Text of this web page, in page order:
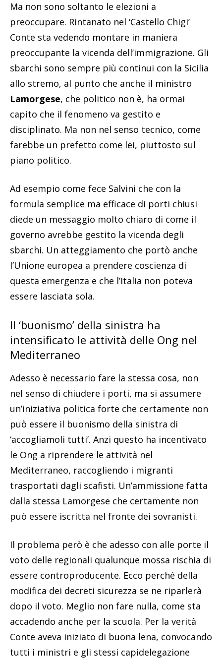
Ma non sono soltanto le elezioni a
preoccupare. Rintanato nel ‘Castello Chigi’
Conte sta vedendo montare in maniera
preoccupante la vicenda dell’immigrazione. Gli
sbarchi sono sempre più continui con la Sicilia
allo stremo, al punto che anche il ministro
Lamorgese, che politico non è, ha ormai
capito che il fenomeno va gestito e
disciplinato. Ma non nel senso tecnico, come
farebbe un prefetto come lei, piuttosto sul
piano politico.
Ad esempio come fece Salvini che con la
formula semplice ma efficace di porti chiusi
diede un messaggio molto chiaro di come il
governo avrebbe gestito la vicenda degli
sbarchi. Un atteggiamento che portò anche
l’Unione europea a prendere coscienza di
questa emergenza e che l’Italia non poteva
essere lasciata sola.
Il ‘buonismo’ della sinistra ha
intensificato le attività delle Ong nel
Mediterraneo
Adesso è necessario fare la stessa cosa, non
nel senso di chiudere i porti, ma si assumere
un’iniziativa politica forte che certamente non
può essere il buonismo della sinistra di
‘accogliamoli tutti’. Anzi questo ha incentivato
le Ong a riprendere le attività nel
Mediterraneo, raccogliendo i migranti
trasportati dagli scafisti. Un’ammissione fatta
dalla stessa Lamorgese che certamente non
può essere iscritta nel fronte dei sovranisti.
Il problema però è che adesso con alle porte il
voto delle regionali qualunque mossa rischia di
essere controproducente. Ecco perché della
modifica dei decreti sicurezza se ne riparlerà
dopo il voto. Meglio non fare nulla, come sta
accadendo anche per la scuola. Per la verità
Conte aveva iniziato di buona lena, convocando
tutti i ministri e gli stessi capidelegazione